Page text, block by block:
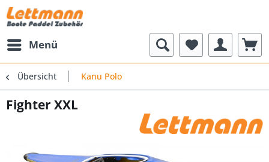
Menü
Übersicht Kanu Polo
Fighter XXL